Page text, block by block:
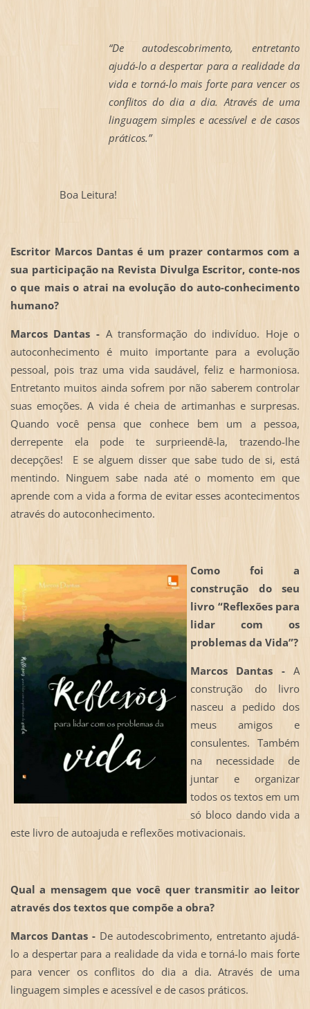
“De autodescobrimento, entretanto
ajudá-lo a despertar para a realidade da
vida e torná-lo mais forte para vencer os
conflitos do dia a dia. Através de uma
linguagem simples e acessível e de casos
práticos.”
Boa Leitura!
Escritor Marcos Dantas é um prazer contarmos com a
sua participação na Revista Divulga Escritor, conte-nos
o que mais o atrai na evolução do auto-conhecimento
humano?
Marcos Dantas - A transformação do indivíduo. Hoje o
autoconhecimento é muito importante para a evolução
pessoal, pois traz uma vida saudável, feliz e harmoniosa.
Entretanto muitos ainda sofrem por não saberem controlar
suas emoções. A vida é cheia de artimanhas e surpresas.
Quando você pensa que conhece bem um a pessoa,
derrepente ela pode te surprieendê-la, trazendo-lhe
decepções! E se alguem disser que sabe tudo de si, está
mentindo. Ninguem sabe nada até o momento em que
aprende com a vida a forma de evitar esses acontecimentos
através do autoconhecimento.
Como foi a
construção do seu
livro “Reflexões para
lidar com os
problemas da Vida”?
Marcos Dantas -A
construção do livro
nasceu a pedido dos
meus amigos e
consulentes. Também
na necessidade de
juntar e organizar
todos os textos em um
só bloco dando vida a
este livro de autoajuda e reflexões motivacionais.
Qual a mensagem que você quer transmitir ao leitor
através dos textos que compõe a obra?
Marcos Dantas - De autodescobrimento, entretanto ajudá-
lo a despertar para a realidade da vida e torná-lo mais forte
para vencer os conflitos do dia a dia. Através de uma
linguagem simples e acessível e de casos práticos.